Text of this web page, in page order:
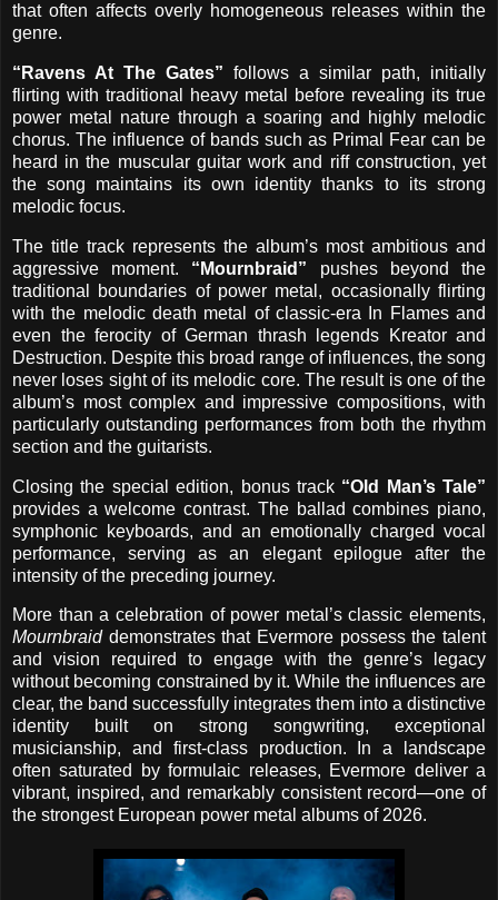
that often affects overly homogeneous releases within the
genre.
“Ravens At The Gates” follows a similar path, initially
flirting with traditional heavy metal before revealing its true
power metal nature through a soaring and highly melodic
chorus. The influence of bands such as Primal Fear can be
heard in the muscular guitar work and riff construction, yet
the song maintains its own identity thanks to its strong
melodic focus.
The title track represents the album’s most ambitious and
aggressive moment. “Mournbraid” pushes beyond the
traditional boundaries of power metal, occasionally flirting
with the melodic death metal of classic-era In Flames and
even the ferocity of German thrash legends Kreator and
Destruction. Despite this broad range of influences, the song
never loses sight of its melodic core. The result is one of the
album’s most complex and impressive compositions, with
particularly outstanding performances from both the rhythm
section and the guitarists.
Closing the special edition, bonus track “Old Man’s Tale”
provides a welcome contrast. The ballad combines piano,
symphonic keyboards, and an emotionally charged vocal
performance, serving as an elegant epilogue after the
intensity of the preceding journey.
More than a celebration of power metal’s classic elements,
Mournbraiddemonstrates that Evermore possess the talent
and vision required to engage with the genre’s legacy
without becoming constrained by it. While the influences are
clear, the band successfully integrates them into a distinctive
identity built on strong songwriting, exceptional
musicianship, and first-class production. In a landscape
often saturated by formulaic releases, Evermore deliver a
vibrant, inspired, and remarkably consistent record—one of
the strongest European power metal albums of 2026.